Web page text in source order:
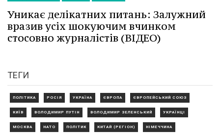
Уникає делікатних питань: Залужний
вразив усіх шокуючим вчинком
стосовно журналістів (ВІДЕО)
ТЕГИ
ПОЛІТИКА РОСІЯ УКРАЇНА ЄВРОПА ЄВРОПЕЙСЬКИЙ СОЮЗ
КИЇВ ВОЛОДИМИР ПУТІН ВОЛОДИМИР ЗЕЛЕНСЬКИЙ УКРАЇНЦІ
МОСКВА НАТО ПОЛІТИК КИТАЙ (РЕГІОН) НІМЕЧЧИНА